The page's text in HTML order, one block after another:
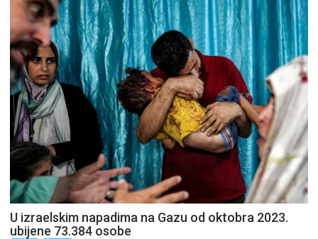
U izraelskim napadima na Gazu od oktobra 2023.
ubijene 73.384 osobe